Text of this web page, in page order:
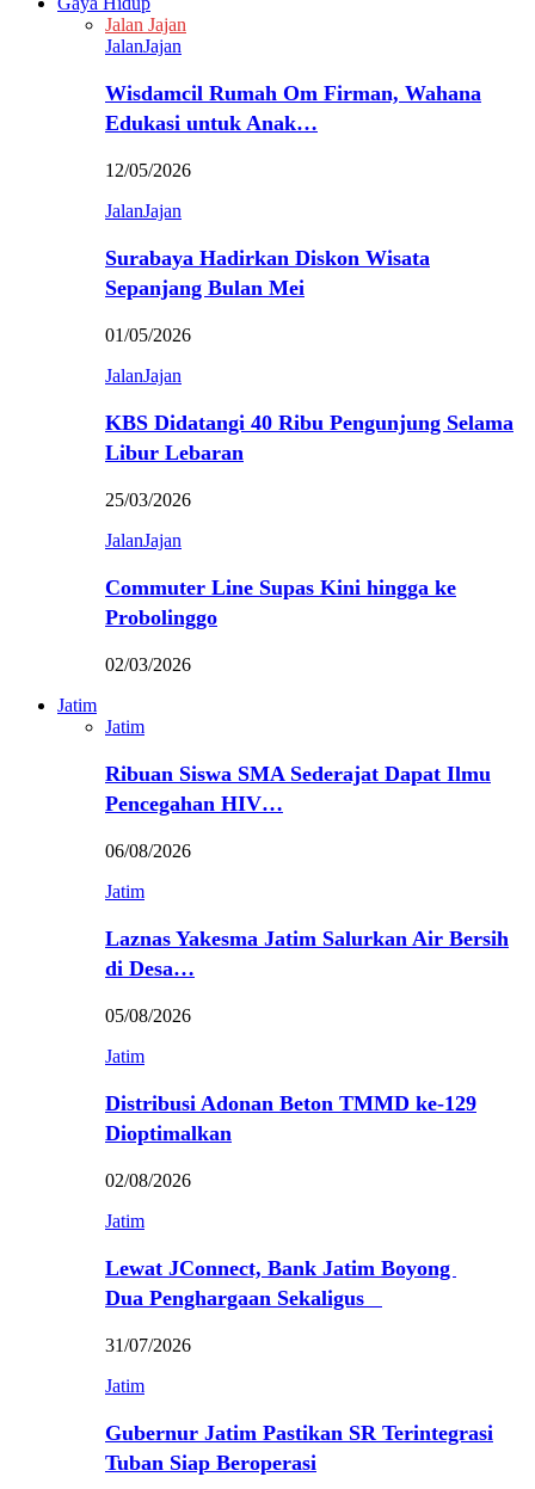
Jalan Jajan
JalanJajan
Wisdamcil Rumah Om Firman, Wahana
Edukasi untuk Anak…
12/05/2026
JalanJajan
Surabaya Hadirkan Diskon Wisata
Sepanjang Bulan Mei
01/05/2026
JalanJajan
KBS Didatangi 40 Ribu Pengunjung Selama
Libur Lebaran
25/03/2026
JalanJajan
Commuter Line Supas Kini hingga ke
Probolinggo
02/03/2026
Jatim
Jatim
Ribuan Siswa SMA Sederajat Dapat Ilmu
Pencegahan HIV…
06/08/2026
Jatim
Laznas Yakesma Jatim Salurkan Air Bersih
di Desa…
05/08/2026
Jatim
Distribusi Adonan Beton TMMD ke-129
Dioptimalkan
02/08/2026
Jatim
Lewat JConnect, Bank Jatim Boyong
Dua Penghargaan Sekaligus
31/07/2026
Jatim
Gubernur Jatim Pastikan SR Terintegrasi
Tuban Siap Beroperasi